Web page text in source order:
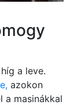
a leve.
azokon
a masinákkal